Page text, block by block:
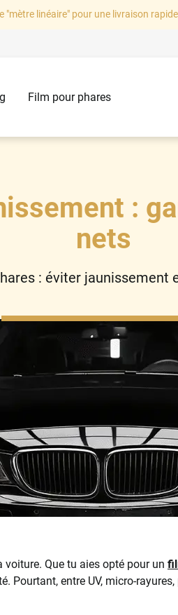
"mètre linéaire" pour une livraison
Film pour phares
:
nets
: éviter jaunissement
Que tu aies opté pour un
Pourtant, entre UV, micro-